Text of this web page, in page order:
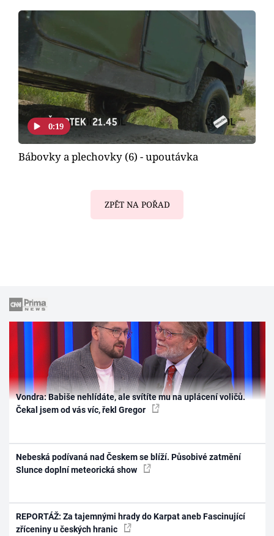
0:19
Bábovky a plechovky (6) - upoutávka
ZPĚT NA POŘAD
Vondra: Babiše nehlídáte, ale svítíte mu na uplácení voličů.
Čekal jsem od vás víc, řekl Gregor
Nebeská podívaná nad Českem se blíží. Působivé zatmění
Slunce doplní meteorická show
REPORTÁŽ: Za tajemnými hrady do Karpat aneb Fascinující
zříceniny u českých hranic